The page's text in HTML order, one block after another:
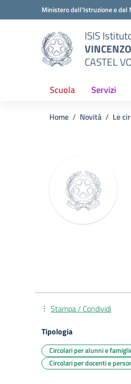
Vai ai contenuti
Vai al menu di navigazioneMinistero dell'Istruzione e del
ISIS
CASTEL
Scuola Servizi
Home Novità Le
Stampa / Condividi
Tipologia
Circolari per alunni e
Circolari per docenti e